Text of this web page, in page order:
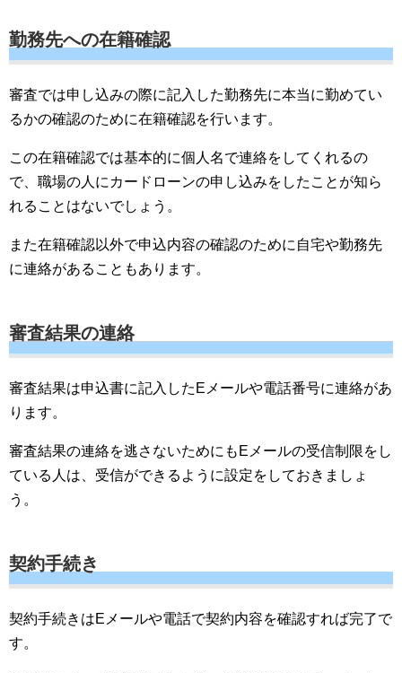
勤務先への在籍確認
審査では申し込みの際に記入した勤務先に本当に勤めてい
るかの確認のために在籍確認を行います。
この在籍確認では基本的に個人名で連絡をしてくれるの
で、職場の人にカードローンの申し込みをしたことが知ら
れることはないでしょう。
また在籍確認以外で申込内容の確認のために自宅や勤務先
に連絡があることもあります。
審査結果の連絡
審査結果は申込書に記入したEメールや電話番号に連絡があ
ります。
審査結果の連絡を逃さないためにもEメールの受信制限をし
ている人は、受信ができるように設定をしておきましょ
う。
契約手続き
契約手続きはEメールや電話で契約内容を確認すれば完了で
す。